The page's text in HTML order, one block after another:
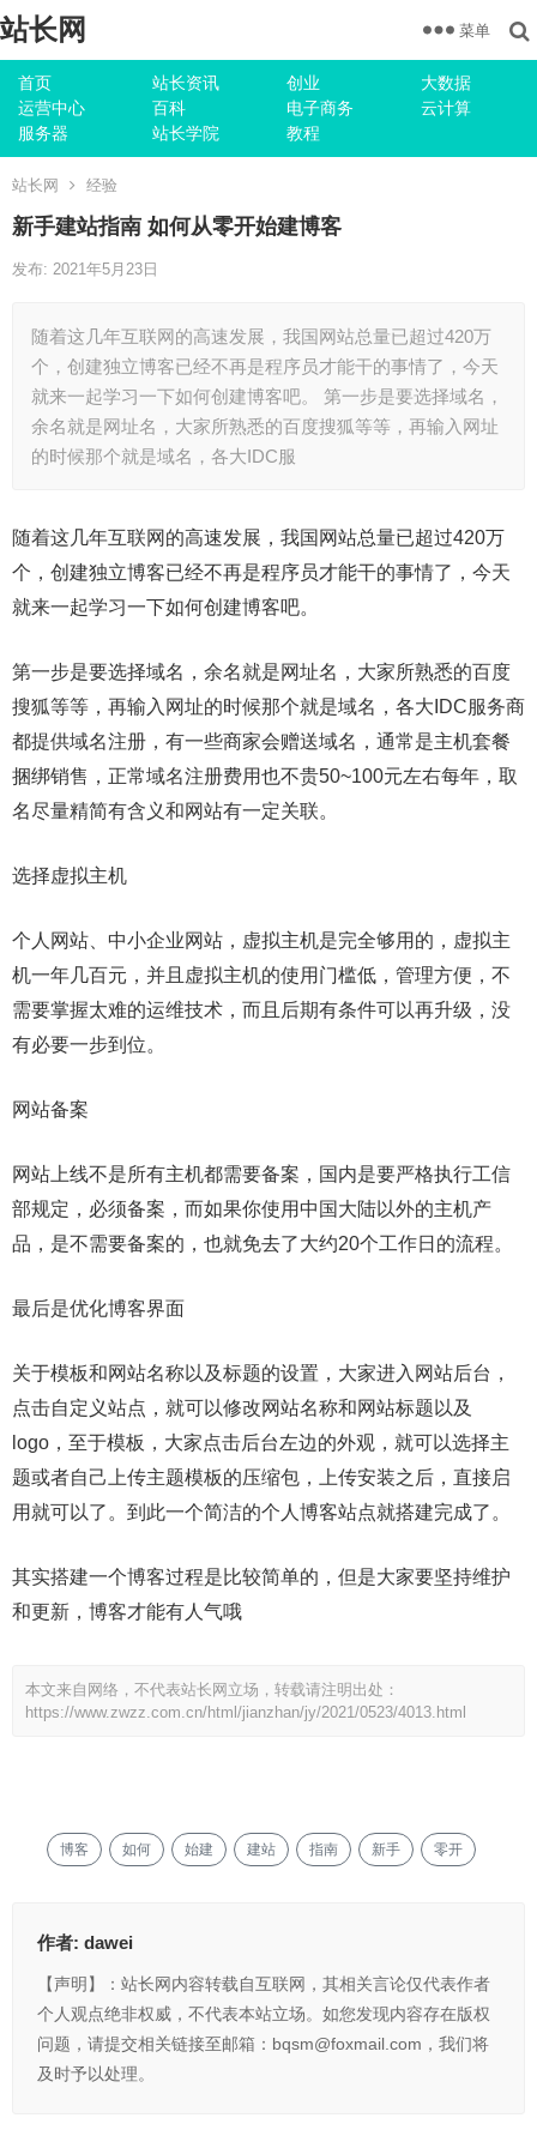
站长网
首页 站长资讯 创业
大数据
运营中心
百科 电子商务
云计算
服务器
站长学院 教程
菜单
站长网 经验
新手建站指南 如何从零开始建博客
发布: 2021年5月23日
随着这几年互联网的高速发展，我国网站总量已超过420万
个，创建独立博客已经不再是程序员才能干的事情了，今天
就来一起学习一下如何创建博客吧。 第一步是要选择域名，
余名就是网址名，大家所熟悉的百度搜狐等等，再输入网址
的时候那个就是域名，各大IDC服
随着这几年互联网的高速发展，我国网站总量已超过420万
个，创建独立博客已经不再是程序员才能干的事情了，今天
就来一起学习一下如何创建博客吧。
第一步是要选择域名，余名就是网址名，大家所熟悉的百度
搜狐等等，再输入网址的时候那个就是域名，各大IDC服务商
都提供域名注册，有一些商家会赠送域名，通常是主机套餐
捆绑销售，正常域名注册费用也不贵50~100元左右每年，取
名尽量精简有含义和网站有一定关联。
选择虚拟主机
个人网站、中小企业网站，虚拟主机是完全够用的，虚拟主
机一年几百元，并且虚拟主机的使用门槛低，管理方便，不
需要掌握太难的运维技术，而且后期有条件可以再升级，没
有必要一步到位。
网站备案
网站上线不是所有主机都需要备案，国内是要严格执行工信
部规定，必须备案，而如果你使用中国大陆以外的主机产
品，是不需要备案的，也就免去了大约20个工作日的流程。
最后是优化博客界面
关于模板和网站名称以及标题的设置，大家进入网站后台，
点击自定义站点，就可以修改网站名称和网站标题以及
logo，至于模板，大家点击后台左边的外观，就可以选择主
题或者自己上传主题模板的压缩包，上传安装之后，直接启
用就可以了。到此一个简洁的个人博客站点就搭建完成了。
其实搭建一个博客过程是比较简单的，但是大家要坚持维护
和更新，博客才能有人气哦
本文来自网络，不代表站长网立场，转载请注明出处：
https://www.zwzz.com.cn/html/jianzhan/jy/2021/0523/4013.html
博客 如何 始建 建站 指南 新手 零开
作者: dawei
【声明】：站长网内容转载自互联网，其相关言论仅代表作者
个人观点绝非权威，不代表本站立场。如您发现内容存在版权
问题，请提交相关链接至邮箱：bqsm@foxmail.com，我们将
及时予以处理。